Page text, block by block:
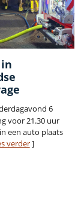
6
voor 21.30 uur
een auto plaats
verder]